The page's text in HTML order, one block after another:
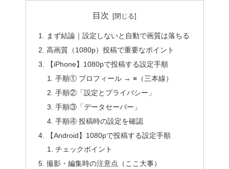
目次
まず結論｜設定しないと自動で画質は落ちる
高画質（1080p）投稿で重要なポイント
【iPhone】1080pで投稿する設定手順
手順① プロフィール → ≡（三本線）
手順②「設定とプライバシー」
手順③「データセーバー」
手順④ 投稿時の設定を確認
【Android】1080pで投稿する設定手順
チェックポイント
撮影・編集時の注意点（ここ大事）